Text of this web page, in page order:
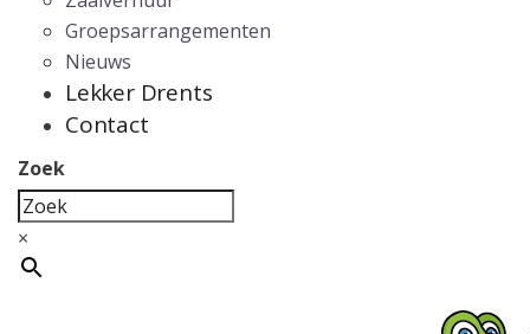
Groepsarrangementen
Nieuws
Lekker Drents
Contact
Zoek
×